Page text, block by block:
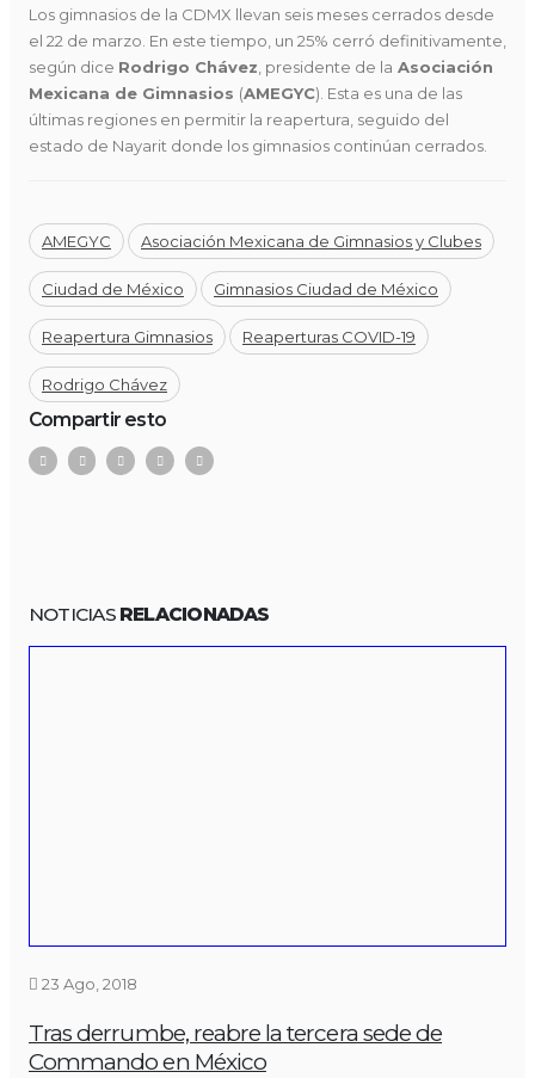
Los gimnasios de la CDMX llevan seis meses cerrados desde
el 22 de marzo. En este tiempo, un 25% cerró definitivamente,
según dice Rodrigo Chávez , presidente de la Asociación
Mexicana de Gimnasios (AMEGYC). Esta es una de las
últimas regiones en permitir la reapertura, seguido del
estado de Nayarit donde los gimnasios continúan cerrados.
AMEGYC Asociación Mexicana de Gimnasios y Clubes
Ciudad de México Gimnasios Ciudad de México
Reapertura Gimnasios Reaperturas COVID-19
Rodrigo Chávez
Compartir esto
NOTICIAS RELACIONADAS
23 Ago, 2018
Tras derrumbe, reabre la tercera sede de
Commando en México